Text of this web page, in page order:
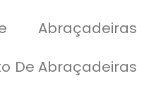
Abraçadeiras
De Abraçadeiras